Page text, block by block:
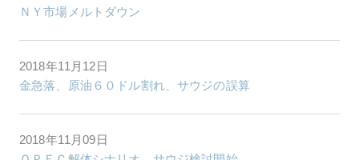
ＮＹ市場メルトダウン
2018年11月12日
金急落、原油６０ドル割れ、サウジの誤算
2018年11月09日